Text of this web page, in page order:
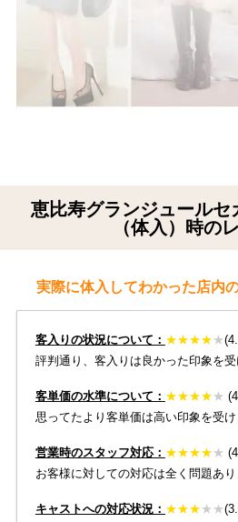
恵比寿グランジュールセ
（体入）時の
実際に体入してわかった店内
客入りの状況について： ★★★★★
評判通り、客入りは良かった印象を受
客単価の水準について： ★★★★★
思ってたより客単価は高い印象を受け
営業時のスタッフ対応： ★★★★★
お客様に対しての対応は全く問題あり
キャストへの対応状況： ★★★★★